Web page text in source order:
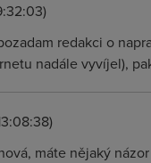
redakci o
nadále vyvíjel),
máte nějaký